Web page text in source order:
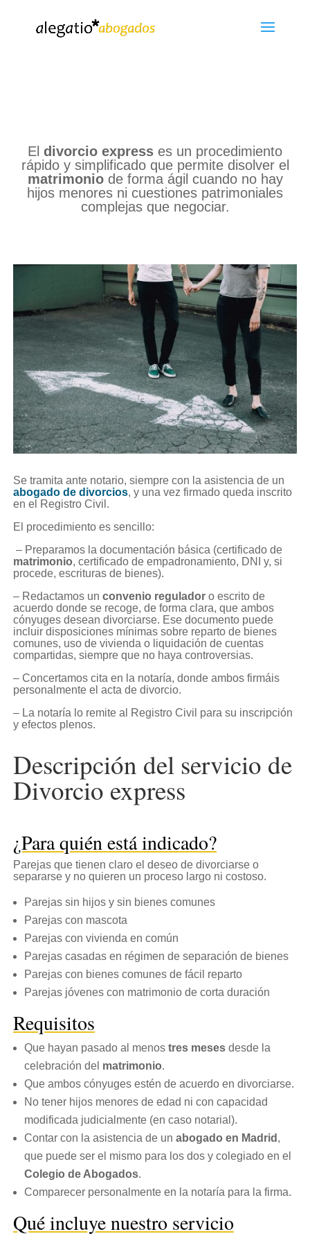
El divorcio express es un procedimiento
rápido y simplificado que permite disolver el
matrimoniode forma ágil cuando no hay
hijos menores ni cuestiones patrimoniales
complejas que negociar.
Se tramita ante notario, siempre con la asistencia de un
abogado de divorcios, y una vez firmado queda inscrito
en el Registro Civil.
El procedimiento es sencillo:
– Preparamos la documentación básica (certificado de
matrimonio, certificado de empadronamiento, DNI y, si
procede, escrituras de bienes).
– Redactamos un convenio reguladoro escrito de
acuerdo donde se recoge, de forma clara, que ambos
cónyuges desean divorciarse. Ese documento puede
incluir disposiciones mínimas sobre reparto de bienes
comunes, uso de vivienda o liquidación de cuentas
compartidas, siempre que no haya controversias.
– Concertamos cita en la notaría, donde ambos firmáis
personalmente el acta de divorcio.
– La notaría lo remite al Registro Civil para su inscripción
y efectos plenos.
Descripción del servicio de
Divorcio express
¿Para quién está indicado?
Parejas que tienen claro el deseo de divorciarse o
separarse y no quieren un proceso largo ni costoso.
Parejas sin hijos y sin bienes comunes
Parejas con mascota
Parejas con vivienda en común
Parejas casadas en régimen de separación de bienes
Parejas con bienes comunes de fácil reparto
Parejas jóvenes con matrimonio de corta duración
Requisitos
Que hayan pasado al menos tres mesesdesde la
celebración del matrimonio.
Que ambos cónyuges estén de acuerdo en divorciarse.
No tener hijos menores de edad ni con capacidad
modificada judicialmente (en caso notarial).
Contar con la asistencia de un abogado en Madrid ,
que puede ser el mismo para los dos y colegiado en el
Colegio de Abogados.
Comparecer personalmente en la notaría para la firma.
Qué incluye nuestro servicio